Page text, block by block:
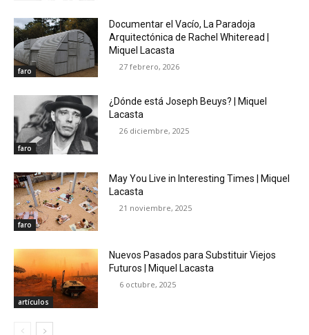
faro
Documentar el Vacío, La Paradoja
Arquitectónica de Rachel Whiteread |
Miquel Lacasta
27 febrero, 2026
faro
¿Dónde está Joseph Beuys? | Miquel
Lacasta
26 diciembre, 2025
faro
May You Live in Interesting Times | Miquel
Lacasta
21 noviembre, 2025
artículos
Nuevos Pasados para Substituir Viejos
Futuros | Miquel Lacasta
6 octubre, 2025